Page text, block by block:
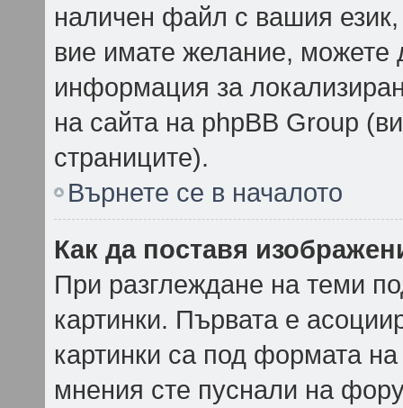
наличен файл с вашия
вие имате желание, можете
информация за
на сайта на phpBB Group
страниците).
Върнете се в началото
Как да поставя
При разглеждане на теми
картинки. Първата е
картинки са под формата
мнения сте пуснали на